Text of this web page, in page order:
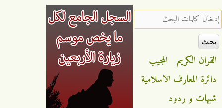
‏إدخال كلمات البحث ‏
القران الكريم
المجيب
دائرة المعارف الاسلامية
شبهات و ردود